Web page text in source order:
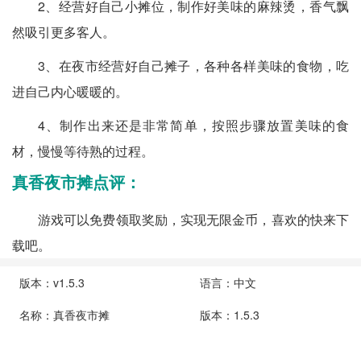
2、经营好自己小摊位，制作好美味的麻辣烫，香气飘
然吸引更多客人。
3、在夜市经营好自己摊子，各种各样美味的食物，吃
进自己内心暖暖的。
4、制作出来还是非常简单，按照步骤放置美味的食
材，慢慢等待熟的过程。
真香夜市摊点评：
游戏可以免费领取奖励，实现无限金币，喜欢的快来下
载吧。
版本：v1.5.3
语言：中文
名称：真香夜市摊
版本：1.5.3